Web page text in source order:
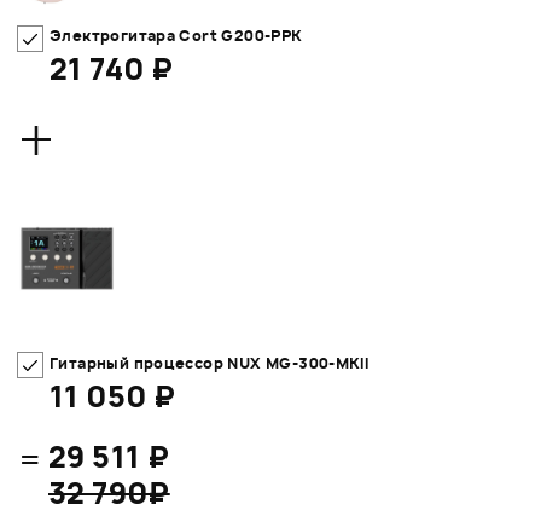
Электрогитара Cort G200-PPK
21 740 ₽
+
Гитарный процессор NUX MG-300-MKII
11 050 ₽
= 29 511 ₽
32 790₽